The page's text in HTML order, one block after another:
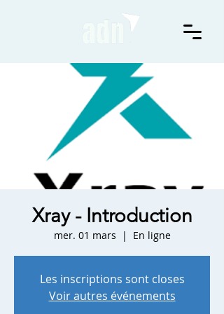
Xray - Introduction
mer. 01 mars
  |
En ligne
Les inscriptions sont closes
Voir autres événements